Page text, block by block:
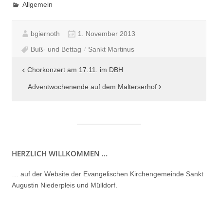
Allgemein
bgiernoth 1. November 2013
Buß- und Bettag Sankt Martinus
Beitragsnavigation
Chorkonzert am 17.11. im DBH
Adventwochenende auf dem Malterserhof
HERZLICH WILLKOMMEN …
… auf der Website der Evangelischen Kirchengemeinde Sankt
Augustin Niederpleis und Mülldorf.